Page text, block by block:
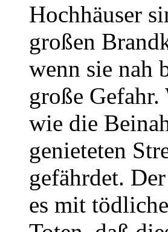
Hochhäuser
großen
wenn sie nah
große
wie die
genieteten
gefährdet.
es mit